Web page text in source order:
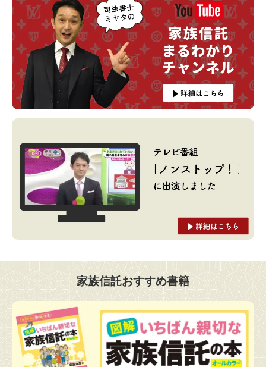
家族信託おすすめ書籍